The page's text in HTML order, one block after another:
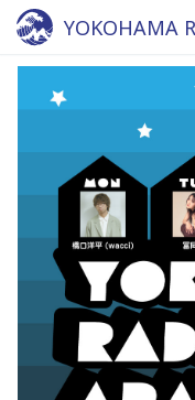
YOKOHAMA
yokohama